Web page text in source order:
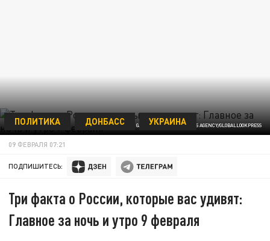
© CPL. COLTON GARRETT/KEYSTONE PRESS AGENCY/GLOBALLOOKPRESS
ПОЛИТИКА ДОНБАСС УКРАИНА
09 ФЕВРАЛЯ 07:21
ПОДПИШИТЕСЬ:
Три факта о России, которые вас удивят:
Главное за ночь и утро 9 февраля